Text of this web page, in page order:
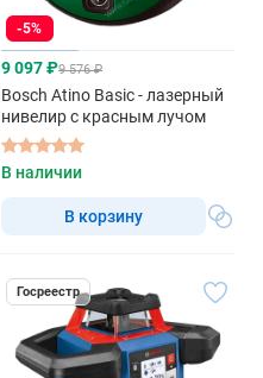
-5%
9 097 ₽9 576 ₽
Bosch Atino Basic - лазерный
нивелир с красным лучом
В наличии
В корзину
Госреестр